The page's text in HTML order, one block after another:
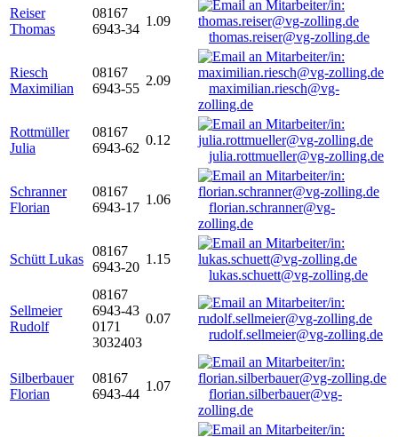
Reiser
Thomas
08167
6943-34
1.09
thomas.reiser@vg-zolling.de
Riesch
Maximilian
08167
6943-55
2.09
maximilian.riesch@vg-
zolling.de
Rottmüller
Julia
08167
6943-62
0.12
julia.rottmueller@vg-zolling.de
Schranner
Florian
08167
6943-17
1.06
florian.schranner@vg-
zolling.de
Schütt Lukas
08167
6943-20
1.15
lukas.schuett@vg-zolling.de
Sellmeier
Rudolf
08167
6943-43
0171
3032403
0.07
rudolf.sellmeier@vg-zolling.de
Silberbauer
Florian
08167
6943-44
1.07
florian.silberbauer@vg-
zolling.de